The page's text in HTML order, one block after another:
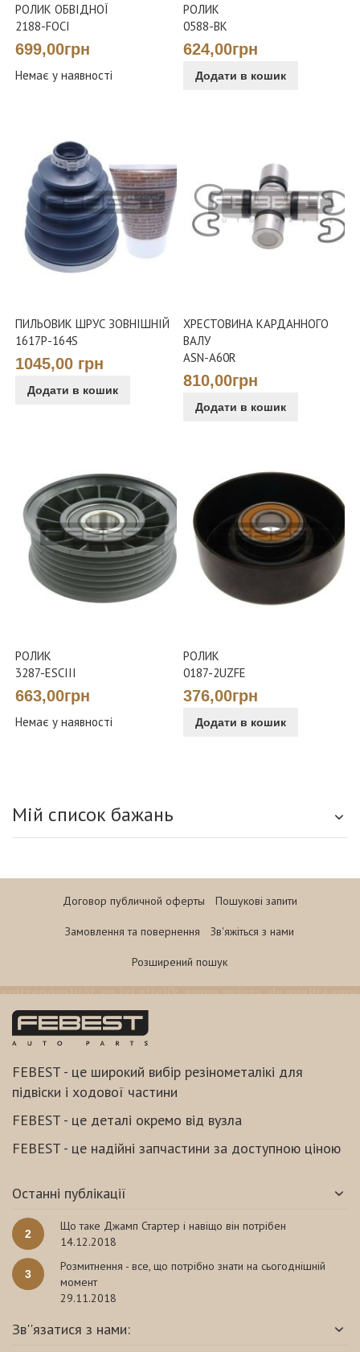
РОЛИК ОБВІДНОЇ
2188-FOCI
699,00грн
Немає у наявності
РОЛИК
0588-BK
624,00грн
Додати в кошик
ПИЛЬОВИК ШРУС ЗОВНІШНІЙ
1617P-164S
1045,00 грн
Додати в кошик
ХРЕСТОВИНА КАРДАННОГО
ВАЛУ
ASN-A60R
810,00грн
Додати в кошик
РОЛИК
3287-ESCIII
663,00грн
Немає у наявності
РОЛИК
0187-2UZFE
376,00грн
Додати в кошик
Мій список бажань
Договор публичной оферты Пошукові запити
Замовлення та повернення Зв'яжіться з нами
Розширений пошук
FEBEST - це широкий вибір резінометалікі для
підвіски і ходової частини
FEBEST - це деталі окремо від вузла
FEBEST - це надійні запчастини за доступною ціною
Останні публікації
2
Що таке Джамп Стартер і навіщо він потрібен
14.12.2018
3
Розмитнення - все, що потрібно знати на сьогоднішній
момент
29.11.2018
Зв''язатися з нами: